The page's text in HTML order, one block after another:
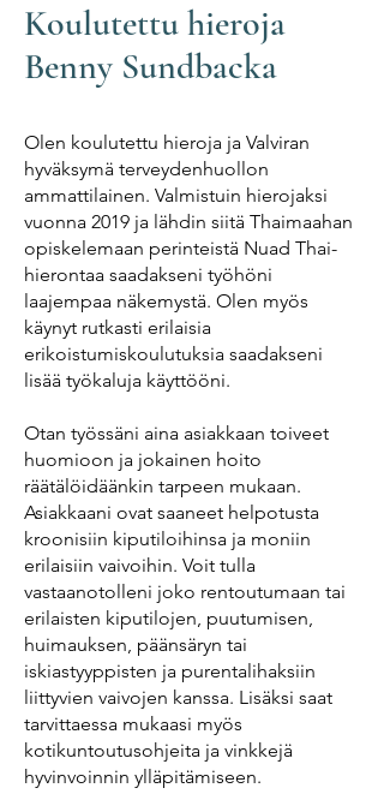
Koulutettu hieroja
Benny Sundbacka
Olen koulutettu hieroja ja Valviran
hyväksymä terveydenhuollon
ammattilainen. Valmistuin hierojaksi
vuonna 2019 ja lähdin siitä Thaimaahan
opiskelemaan perinteistä Nuad Thai-
hierontaa saadakseni työhöni
laajempaa näkemystä. Olen myös
käynyt rutkasti erilaisia
erikoistumiskoulutuksia saadakseni
lisää työkaluja käyttööni.
Otan työssäni aina asiakkaan toiveet
huomioon ja jokainen hoito
räätälöidäänkin tarpeen mukaan.
Asiakkaani ovat saaneet helpotusta
kroonisiin kiputiloihinsa ja moniin
erilaisiin vaivoihin. Voit tulla
vastaanotolleni joko rentoutumaan tai
erilaisten kiputilojen, puutumisen,
huimauksen, päänsäryn tai
iskiastyyppisten ja purentalihaksiin
liittyvien vaivojen kanssa. Lisäksi saat
tarvittaessa mukaasi myös
kotikuntoutusohjeita ja vinkkejä
hyvinvoinnin ylläpitämiseen.